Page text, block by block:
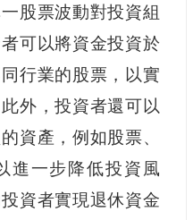
股票波動對投資組
可以將資金投資於
行業的股票，以實
外，投資者還可以
資產，例如股票、
進一步降低投資風
資者實現退休資金